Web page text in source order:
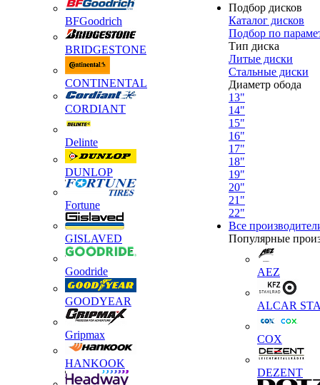
BFGoodrich
BRIDGESTONE
CONTINENTAL
CORDIANT
Delinte
DUNLOP
Fortune
GISLAVED
Goodride
GOODYEAR
Gripmax
HANKOOK
Подбор дисков
Каталог дисков
Подбор по
Тип диска
Литые диски
Стальные диски
Диаметр обода
13"
14"
15"
16"
17"
18"
19"
20"
21"
22"
Все
Популярные
AEZ
ALCAR
COX
DEZENT